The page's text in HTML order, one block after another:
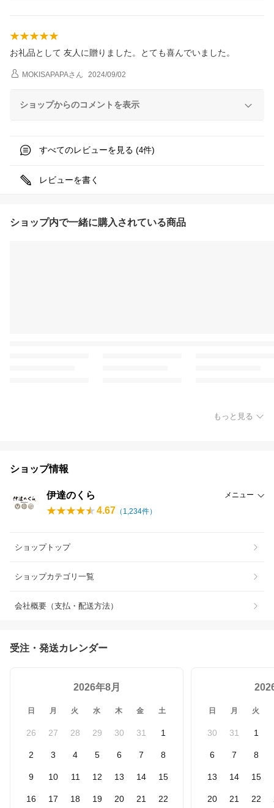
お礼品として 友人に贈りました。とても喜んでいました。
MOKISAPAPAさん 2024/09/02
ショップからのコメントを表示
すべてのレビューを見る (4件)
レビューを書く
ショップ内で一緒に購入されている商品
もっと見る
ショップ情報
伊達のくら メニュー
4.67 （ 1,234件）
ショップトップ
ショップカテゴリ一覧
会社概要（支払・配送方法）
受注・発送カレンダー
2026年8月
日 月 火 水 木 金 土
26 27 28 29 30 31 1
2 3 4 5 6 7 8
9 10 11 12 13 14 15
16 17 18 19 20 21 22
日 月 火
30 31 1
6 7 8
13 14 15
20 21 22